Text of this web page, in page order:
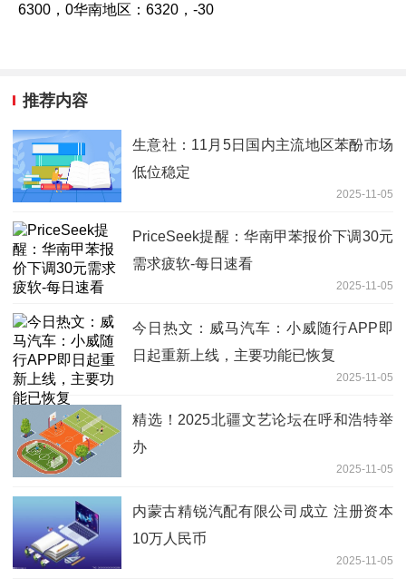
6300，0华南地区：6320，-30
推荐内容
生意社：11月5日国内主流地区苯酚市场
低位稳定
2025-11-05
PriceSeek提醒：华南甲苯报价下调30元
需求疲软-每日速看
2025-11-05
今日热文：威马汽车：小威随行APP即
日起重新上线，主要功能已恢复
2025-11-05
精选！2025北疆文艺论坛在呼和浩特举
办
2025-11-05
内蒙古精锐汽配有限公司成立 注册资本
10万人民币
2025-11-05